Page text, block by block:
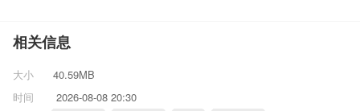
相关信息
大小
40.59MB
时间
2026-08-08 20:30